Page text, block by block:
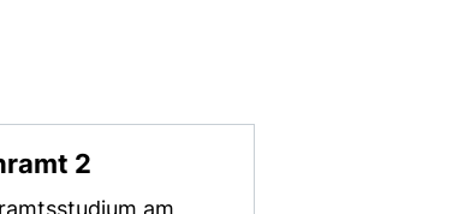
2
am